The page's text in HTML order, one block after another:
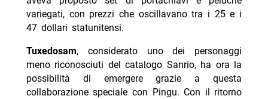
variegati, con prezzi che oscillavano tra i 25 e i
47 dollari statunitensi.
Tuxedosam, considerato uno dei personaggi
meno riconosciuti del catalogo Sanrio, ha ora la
possibilità di emergere grazie a questa
collaborazione speciale con Pingu. Con il ritorno